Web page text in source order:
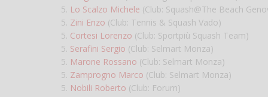
5. Lo Scalzo Michele (Club: Squash@The Beach
5. Zini Enzo (Club: Tennis & Squash Vado)
5. Cortesi Lorenzo (Club: Sportpiù Squash Team)
5. Serafini Sergio (Club: Selmart Monza)
5. Marone Rossano (Club: Selmart Monza)
5. Zamprogno Marco (Club: Selmart Monza)
5. Nobili Roberto (Club: Forum)